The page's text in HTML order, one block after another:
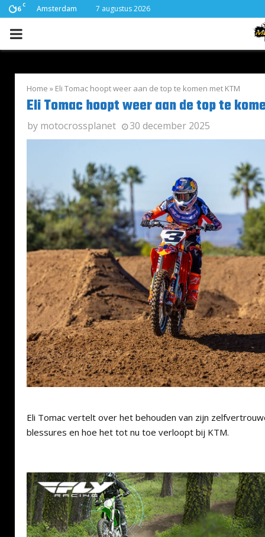
16 C Amsterdam 7 augustus 2026
PRIMARY
Home » Eli Tomac hoopt weer aan de top te komen met KTM
Eli Tomac hoopt weer aan de top te
by motocrossplanet 30 december 2025
Eli Tomac vertelt over het behouden van zijn
blessures en hoe het tot nu toe verloopt bij KTM.